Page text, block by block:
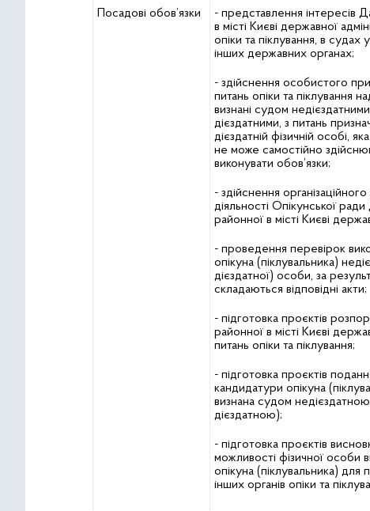
Посадові обов’язки
- представлення інтересів
в місті Києві державної
опіки та піклування, в судах
інших державних органах;
- здійснення особистого
питань опіки та піклування
визнані судом
дієздатними, з питань
дієздатній фізичній особі,
не може самостійно
виконувати обов’язки;
- здійснення
діяльності Опікунської
районної в місті Києві
- проведення перевірок
опікуна (піклувальника)
дієздатної) особи, за
складаються відповідні акти;
- підготовка проєктів
районної в місті Києві
питань опіки та піклування;
- підготовка проєктів
кандидатури опікуна
визнана судом
дієздатною);
- підготовка проєктів
можливості фізичної особи
опікуна (піклувальника) для
інших органів опіки та